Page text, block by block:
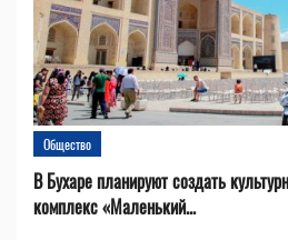
Общество
В Бухаре планируют создать
комплекс «Маленький...